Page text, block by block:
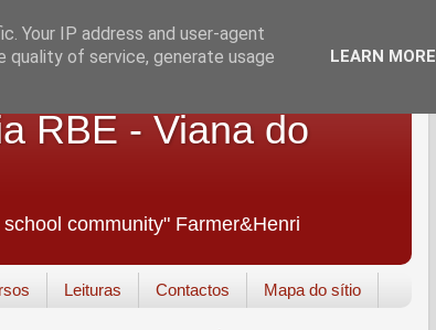
RBE - Viana do
community" Farmer&Henri
Leituras Contactos Mapa do sítio
Your IP address and user-agent
quality of service, generate usage
LEARN MORE